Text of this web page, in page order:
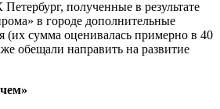
полученные в результате
в городе дополнительные
(их сумма оценивалась примерно в 40
обещали направить на развитие